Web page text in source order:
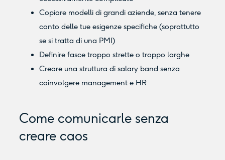
Copiare modelli di grandi aziende, senza tenere
conto delle tue esigenze specifiche (soprattutto
se si tratta di una PMI)
Definire fasce troppo strette o troppo larghe
Creare una struttura di salary band senza
coinvolgere management e HR
Come comunicarle senza
creare caos